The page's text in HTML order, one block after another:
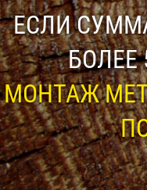
ЕСЛИ
БОЛЕЕ
МОНТАЖ